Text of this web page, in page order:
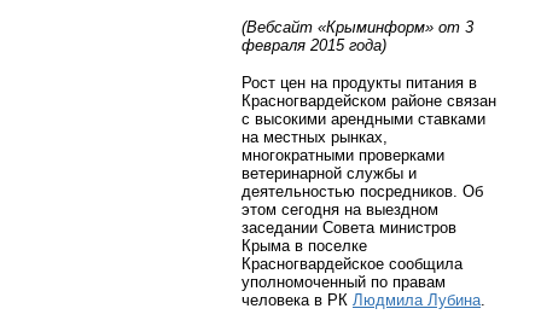
(Вебсайт «Крыминформ» от 3
февраля 2015 года)
Рост цен на продукты питания в
Красногвардейском районе связан
с высокими арендными ставками
на местных рынках,
многократными проверками
ветеринарной службы и
деятельностью посредников. Об
этом сегодня на выездном
заседании Совета министров
Крыма в поселке
Красногвардейское сообщила
уполномоченный по правам
человека в РК Людмила Лубина.